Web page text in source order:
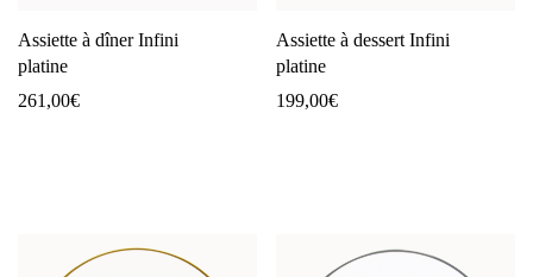
Assiette à dîner Infini
platine
261,00€
Assiette à dessert Infini
platine
199,00€